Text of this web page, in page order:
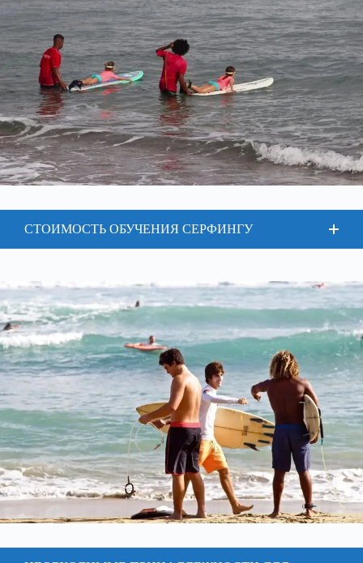
СТОИМОСТЬ ОБУЧЕНИЯ СЕРФИНГУ